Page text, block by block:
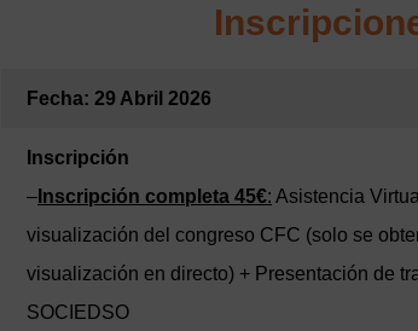
Fecha: 29 Abril 2026
Inscripción
– Inscripción completa 45€: Asistencia
visualización del congreso CFC (solo se
visualización en directo) + Presentación de
SOCIEDSO